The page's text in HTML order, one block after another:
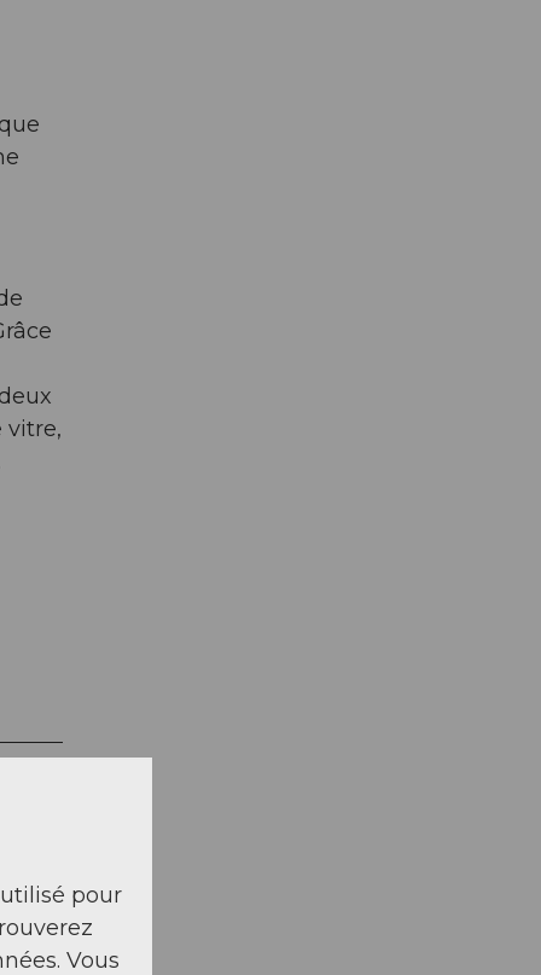
vitre,
pour
Vous